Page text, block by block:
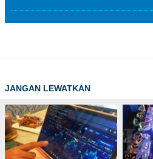
JANGAN LEWATKAN